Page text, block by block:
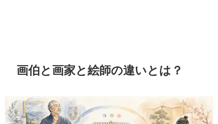
画伯と画家と絵師の違いとは？